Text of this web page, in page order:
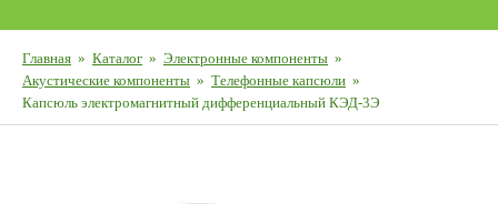
Главная » Каталог » Электронные компоненты »
Акустические компоненты » Телефонные капсюли »
Капсюль электромагнитный дифференциальный КЭД-3Э